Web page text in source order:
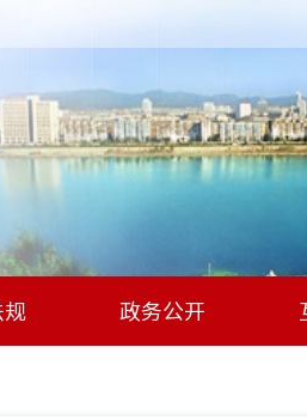
政务公开